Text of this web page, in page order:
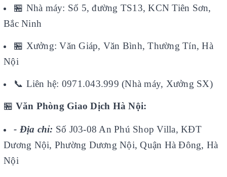
🏪 Nhà máy: Số 5, đường TS13, KCN Tiên Sơn,
Bắc Ninh
🏪 Xưởng: Văn Giáp, Văn Bình, Thường Tín, Hà
Nội
📞 Liên hệ: 0971.043.999 (Nhà máy, Xưởng SX)
🏪 Văn Phòng Giao Dịch Hà Nội:
- Địa chỉ: Số J03-08 An Phú Shop Villa, KĐT
Dương Nội, Phường Dương Nội, Quận Hà Đông, Hà
Nội